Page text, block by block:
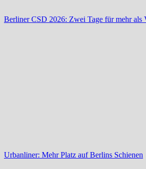
Berliner CSD 2026: Zwei Tage für mehr als
Urbanliner: Mehr Platz auf Berlins Schienen